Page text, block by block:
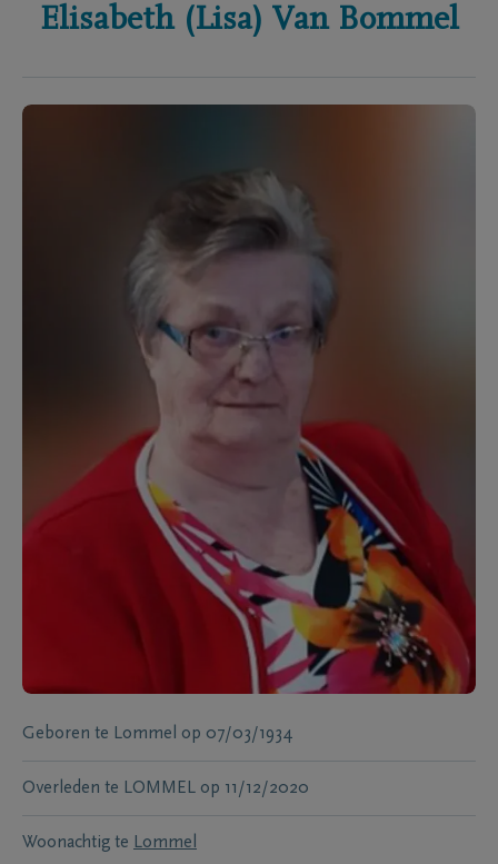
Elisabeth (Lisa) Van Bommel
Geboren te Lommel op 07/03/1934
Overleden te LOMMEL op 11/12/2020
Woonachtig te Lommel